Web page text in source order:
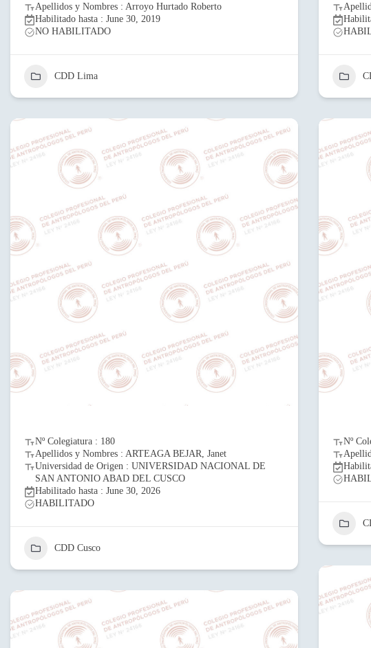
Apellidos y Nombres : Arroyo Hurtado Roberto
Habilitado hasta : June 30, 2019
NO HABILITADO
CDD Lima
Nº Colegiatura : 180
Apellidos y Nombres : ARTEAGA BEJAR, Janet
Universidad de Origen : UNIVERSIDAD NACIONAL DE
SAN ANTONIO ABAD DEL CUSCO
Habilitado hasta : June 30, 2026
HABILITADO
CDD Cusco
Nº